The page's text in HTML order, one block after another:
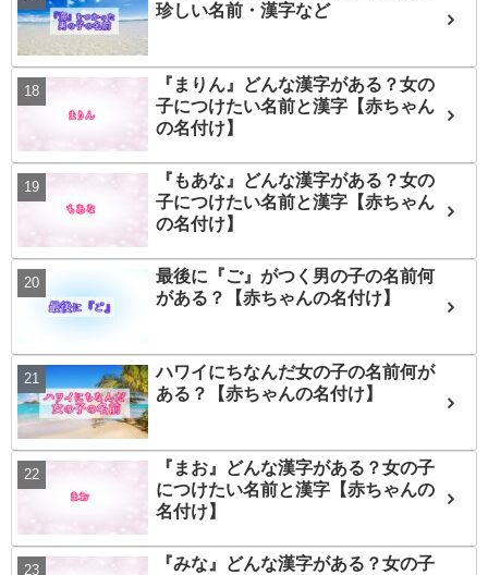
珍しい名前・漢字など
『まりん』どんな漢字がある？女の
子につけたい名前と漢字【赤ちゃん
の名付け】
『もあな』どんな漢字がある？女の
子につけたい名前と漢字【赤ちゃん
の名付け】
最後に『ご』がつく男の子の名前何
がある？【赤ちゃんの名付け】
ハワイにちなんだ女の子の名前何が
ある？【赤ちゃんの名付け】
『まお』どんな漢字がある？女の子
につけたい名前と漢字【赤ちゃんの
名付け】
『みな』どんな漢字がある？女の子